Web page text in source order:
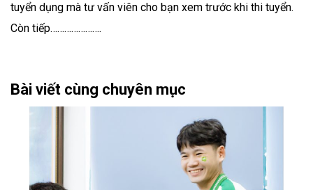
tuyển dụng mà tư vấn viên cho bạn xem trước khi thi tuyển.
Còn tiếp………………….
Bài viết cùng chuyên mục